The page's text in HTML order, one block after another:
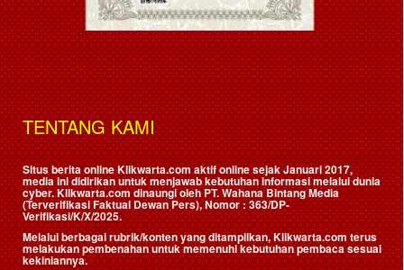
TENTANG KAMI
Situs berita online Klikwarta.com aktif online sejak Januari 2017,
media ini didirikan untuk menjawab kebutuhan informasi melalui dunia
cyber. Klikwarta.com dinaungi oleh PT. Wahana Bintang Media
(Terverifikasi Faktual Dewan Pers), Nomor : 363/DP-
Verifikasi/K/X/2025.
Melalui berbagai rubrik/konten yang ditampilkan, Klikwarta.com terus
melakukan pembenahan untuk memenuhi kebutuhan pembaca sesuai
kekiniannya.